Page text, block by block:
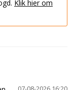
Klik hier om